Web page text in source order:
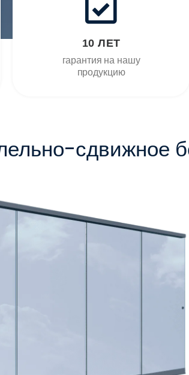
10 ЛЕТ
гарантия на нашу
продукцию
сдвижное